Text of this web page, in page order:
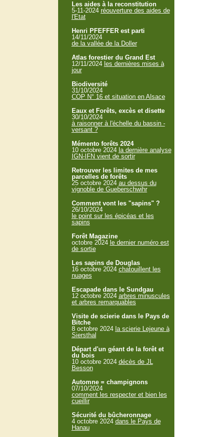
Les aides à la reconstitution
5-11-2024 réouverture des aides de
l'Etat
Henri PFEFFER est parti
14/11/2024
de la vallée de la Doller
Atlas forestier du Grand Est
12/11/2024 les dernières mises à
jour
Biodiversité
31/10/2024
COP N° 16 et situation en Alsace
Eaux et Forêts, excès et disette
30/10/2024
à raisonner à l'échelle du bassin -
versant ?
Mémento forêts 2024
10 octobre 2024 la dernière analyse
IGN-IFN vient de sortir
Retrouver les limites de mes
parcelles de forêts
25 octobre 2024 au dessus du
vignoble de Gueberschwihr
Comment vont les "sapins" ?
26/10/2024
le point sur les épicéas et les
sapins
Forêt Magazine
octobre 2024 le dernier numéro est
de sortie
Les sapins de Douglas
16 octobre 2024 chatouillent les
nuages
Escapade dans le Sundgau
12 octobre 2024 arbres minuscules
et arbres remarquables
Visite de scierie dans le Pays de
Bitche
8 octobre 2024 la scierie Lejeune à
Siersthal
Départ d'un géant de la forêt et
du bois
10 octobre 2024 décès de JL
Besson
Automne = champignons
07/10/2024
comment les respecter et bien les
cueillir
Sécurité du bûcheronnage
4 octobre 2024 dans le Pays de
Hanau